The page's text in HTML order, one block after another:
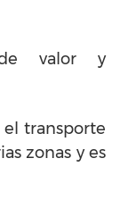
de valor y
transporte
zonas y es